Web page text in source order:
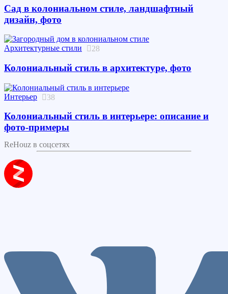
Сад в колониальном стиле, ландшафтный
дизайн, фото
Архитектурные стили 28
Колониальный стиль в архитектуре, фото
Интерьер 38
Колониальный стиль в интерьере: описание и
фото-примеры
ReHouz в соцсетях